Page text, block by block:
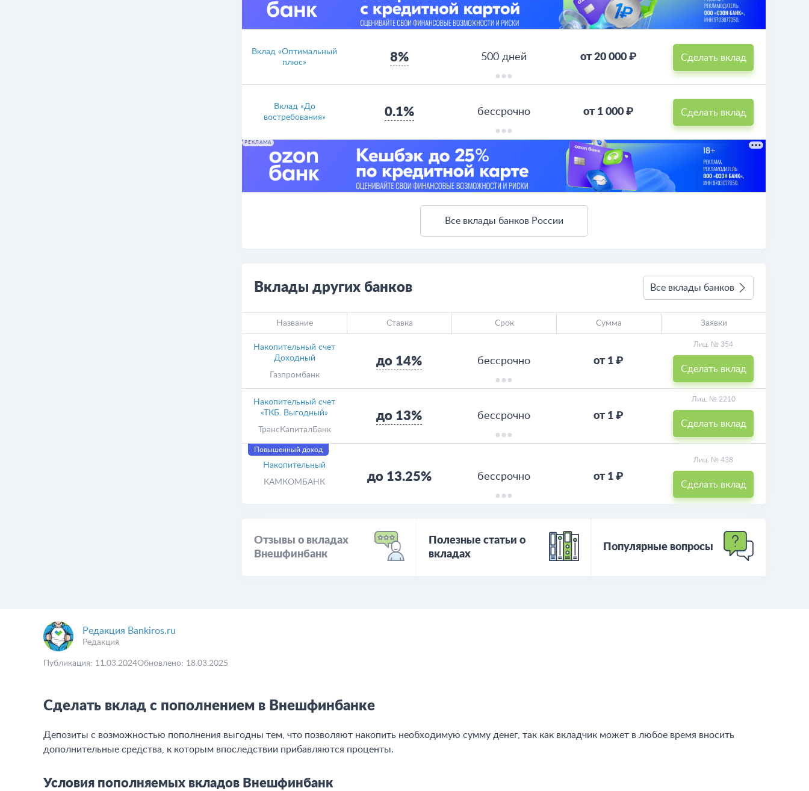
Вклад «Оптимальный
плюс»
8% 500 дней от 20 000 ₽ Сделать вклад
Вклад «До
востребования»
0.1% бессрочно от 1 000 ₽ Сделать вклад
РЕКЛАМА
Все вклады банков России
Вклады других банков Все вклады банков
Название Ставка Срок Сумма Заявки
Накопительный счет
Доходный
Газпромбанк
до 14% бессрочно от 1 ₽
Лиц. № 354
Сделать вклад
Накопительный счет
«ТКБ. Выгодный»
ТрансКапиталБанк
до 13% бессрочно от 1 ₽
Лиц. № 2210
Сделать вклад
Повышенный доход
Накопительный
КАМКОМБАНК
до 13.25% бессрочно от 1 ₽
Лиц. № 438
Сделать вклад
Отзывы о вкладах
Внешфинбанк
Полезные статьи о
вкладах
Популярные вопросы
Редакция Bankiros.ru
Редакция
Публикация: 11.03.2024Обновлено: 18.03.2025
Сделать вклад с пополнением в Внешфинбанке
Депозиты с возможностью пополнения выгодны тем, что позволяют накопить необходимую сумму денег, так как вкладчик может в любое время вносить
дополнительные средства, к которым впоследствии прибавляются проценты.
Условия пополняемых вкладов Внешфинбанк